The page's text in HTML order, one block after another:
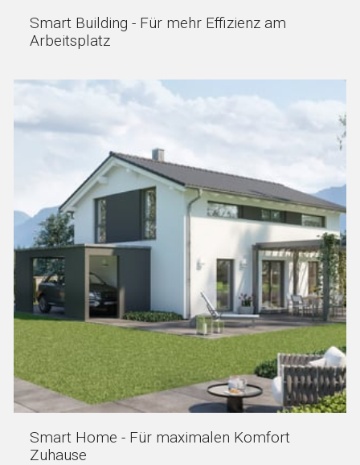
Smart Building - Für mehr Effizienz am
Arbeitsplatz
Smart Home - Für maximalen Komfort
Zuhause